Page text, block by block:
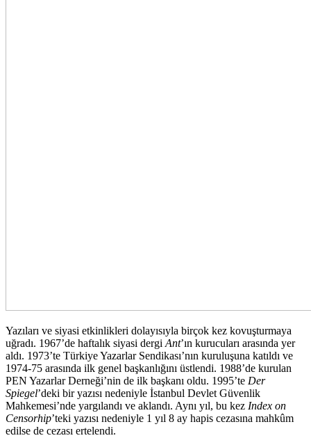
Yazıları ve siyasi etkinlikleri dolayısıyla birçok kez kovuşturmaya
uğradı. 1967’de haftalık siyasi dergi Ant’ın kurucuları arasında yer
aldı. 1973’te Türkiye Yazarlar Sendikası’nın kuruluşuna katıldı ve
1974-75 arasında ilk genel başkanlığını üstlendi. 1988’de kurulan
PEN Yazarlar Derneği’nin de ilk başkanı oldu. 1995’te Der
Spiegel’deki bir yazısı nedeniyle İstanbul Devlet Güvenlik
Mahkemesi’nde yargılandı ve aklandı. Aynı yıl, bu kez Index on
Censorhip’teki yazısı nedeniyle 1 yıl 8 ay hapis cezasına mahkûm
edilse de cezası ertelendi.